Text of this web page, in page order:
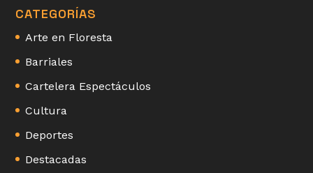
CATEGORÍAS
Arte en Floresta
Barriales
Cartelera Espectáculos
Cultura
Deportes
Destacadas